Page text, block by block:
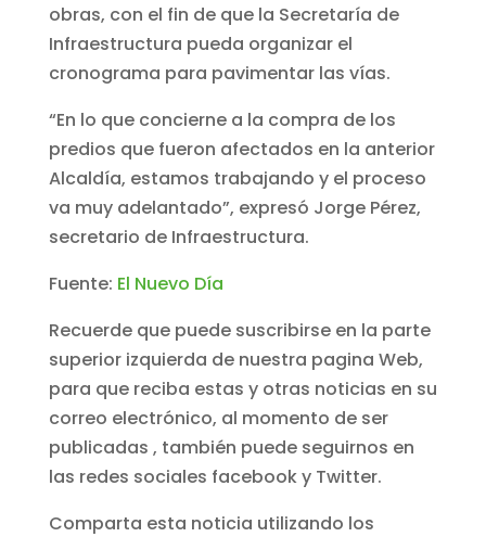
obras, con el fin de que la Secretaría de
Infraestructura pueda organizar el
cronograma para pavimentar las vías.
“En lo que concierne a la compra de los
predios que fueron afectados en la anterior
Alcaldía, estamos trabajando y el proceso
va muy adelantado”, expresó Jorge Pérez,
secretario de Infraestructura.
Fuente: El Nuevo Día
Recuerde que puede suscribirse en la parte
superior izquierda de nuestra pagina Web,
para que reciba estas y otras noticias en su
correo electrónico, al momento de ser
publicadas , también puede seguirnos en
las redes sociales facebook y Twitter.
Comparta esta noticia utilizando los